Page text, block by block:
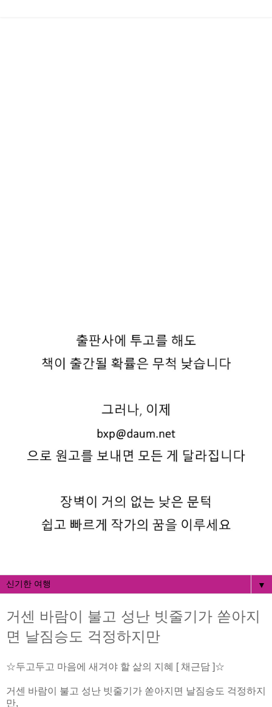
▼
거센 바람이 불고 성난 빗줄기가 쏟아지
면 날짐승도 걱정하지만
☆두고두고 마음에 새겨야 할 삶의 지혜 [ 채근담 ]☆
거센 바람이 불고 성난 빗줄기가 쏟아지면 날짐승도 걱정하지
만,